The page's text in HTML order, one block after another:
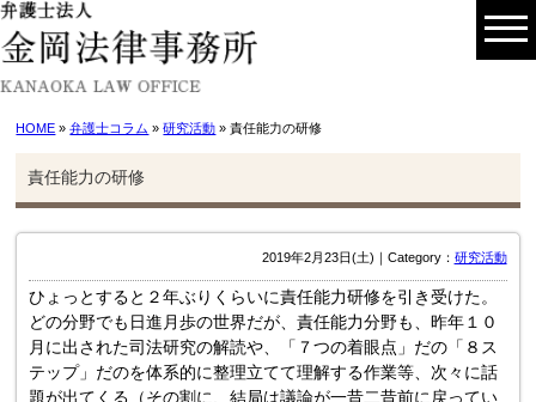
HOME »弁護士コラム »研究活動 » 責任能力の研修
責任能力の研修
2019年2月23日(土)｜Category： 研究活動
ひょっとすると２年ぶりくらいに責任能力研修を引き受けた。
どの分野でも日進月歩の世界だが、責任能力分野も、昨年１０
月に出された司法研究の解読や、「７つの着眼点」だの「８ス
テップ」だのを体系的に整理立てて理解する作業等、次々に話
題が出てくる（その割に、結局は議論が一昔二昔前に戻ってい